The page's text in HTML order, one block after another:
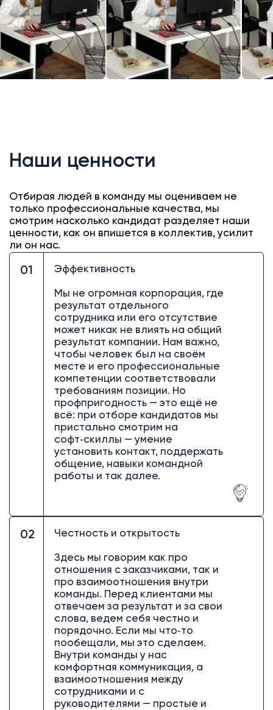
Наши ценности
Отбирая людей в команду мы оцениваем не
только профессиональные качества, мы
смотрим насколько кандидат разделяет наши
ценности, как он впишется в коллектив, усилит
ли он нас.
01 Эффективность
Мы не огромная корпорация, где
результат отдельного
сотрудника или его отсутствие
может никак не влиять на общий
результат компании. Нам важно,
чтобы человек был на своём
месте и его профессиональные
компетенции соответствовали
требованиям позиции. Но
профпригодность — это ещё не
всё: при отборе кандидатов мы
пристально смотрим на
софт‑скиллы — умение
установить контакт, поддержать
общение, навыки командной
работы и так далее.
02 Честность и открытость
Здесь мы говорим как про
отношения с заказчиками, так и
про взаимоотношения внутри
команды. Перед клиентами мы
отвечаем за результат и за свои
слова, ведем себя честно и
порядочно. Если мы что‑то
пообещали, мы это сделаем.
Внутри команды у нас
комфортная коммуникация, а
взаимоотношения между
сотрудниками и с
руководителями — простые и